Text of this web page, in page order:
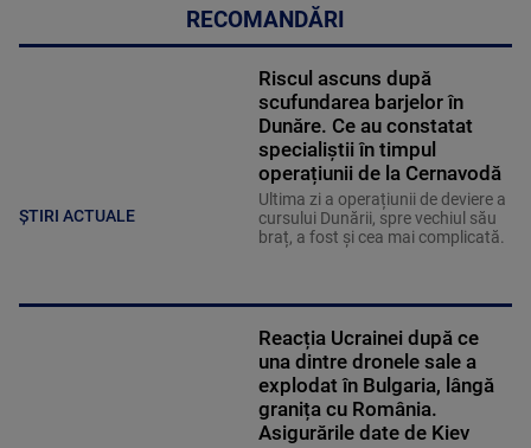
RECOMANDĂRI
ȘTIRI ACTUALE
Riscul ascuns după
scufundarea barjelor în
Dunăre. Ce au constatat
specialiștii în timpul
operațiunii de la Cernavodă
Ultima zi a operațiunii de deviere a
cursului Dunării, spre vechiul său
braț, a fost și cea mai complicată.
Reacția Ucrainei după ce
una dintre dronele sale a
explodat în Bulgaria, lângă
granița cu România.
Asigurările date de Kiev